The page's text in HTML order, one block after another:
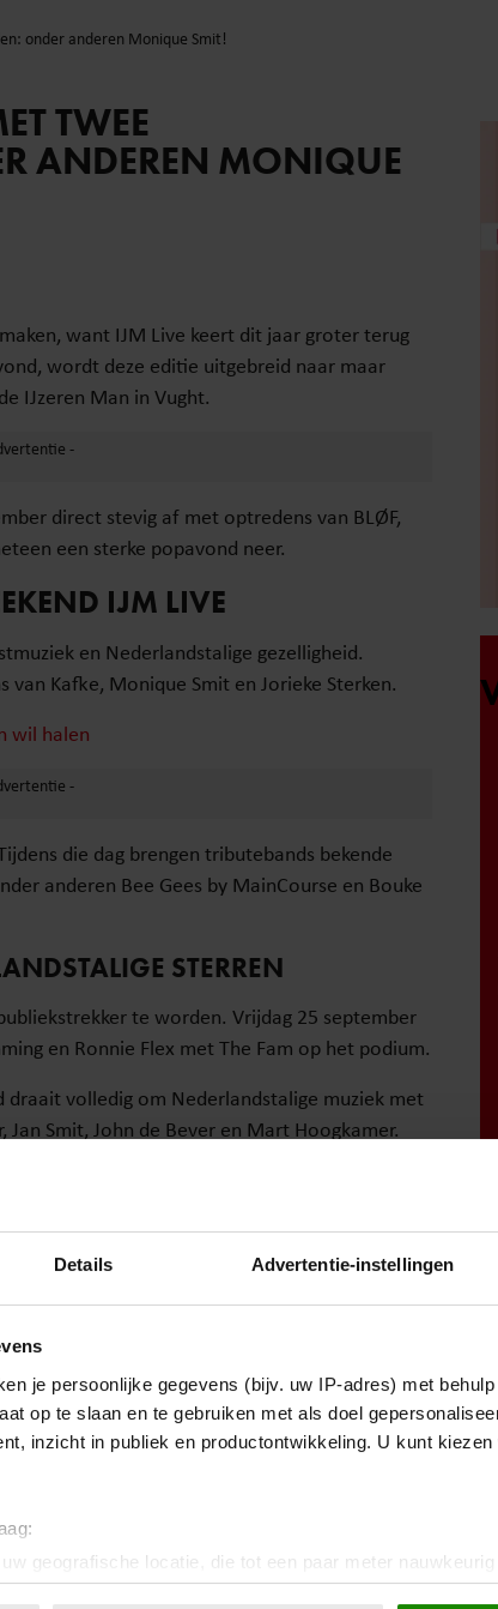
Details Advertentie-instellingen
je persoonlijke gegevens (bijv. uw IP-adres) met
op te slaan en te gebruiken met als doel
inzicht in publiek en productontwikkeling. U kunt
geografische locatie, die tot een paar meter
het actief te scannen op specifieke eigenschappen
onder anderen Monique Smit!
TWEE
ANDEREN MONIQUE
want IJM Live keert dit jaar groter terug
wordt deze editie uitgebreid naar maar
IJzeren Man in Vught.
direct stevig af met optredens van BLØF,
een sterke popavond neer.
IJM LIVE
en Nederlandstalige gezelligheid.
Kafke, Monique Smit en Jorieke Sterken.
wil halen
die dag brengen tributebands bekende
anderen Bee Gees by MainCourse en Bouke
STERREN
te worden. Vrijdag 25 september
en Ronnie Flex met The Fam op het podium.
volledig om Nederlandstalige muziek met
Smit, John de Bever en Mart Hoogkamer.
ons in onderstaande video van Talpa mee naar